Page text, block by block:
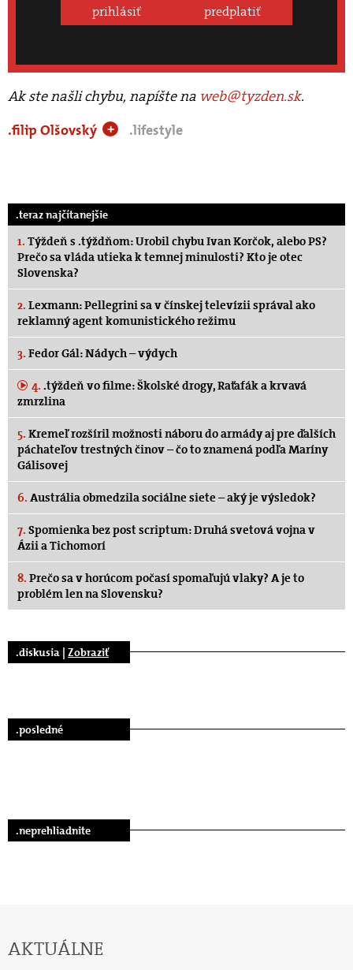
prihlásiť predplatiť
Ak ste našli chybu, napíšte na web@tyzden.sk.
.filip Olšovský
+ .lifestyle
.teraz najčítanejšie
1. Týždeň s .týždňom: Urobil chybu Ivan Korčok, alebo PS?
Prečo sa vláda utieka k temnej minulosti? Kto je otec
Slovenska?
2. Lexmann: Pellegrini sa v čínskej televízii správal ako
reklamný agent komunistického režimu
3. Fedor Gál: Nádych – výdych
4. .týždeň vo filme: Školské drogy, Raťafák a krvavá
zmrzlina
5. Kremeľ rozšíril možnosti náboru do armády aj pre ďalších
páchateľov trestných činov – čo to znamená podľa Maríny
Gálisovej
6. Austrália obmedzila sociálne siete – aký je výsledok?
7. Spomienka bez post scriptum: Druhá svetová vojna v
Ázii a Tichomorí
8. Prečo sa v horúcom počasí spomaľujú vlaky? A je to
problém len na Slovensku?
.diskusia | Zobraziť
.posledné
.neprehliadnite
AKTUÁLNE